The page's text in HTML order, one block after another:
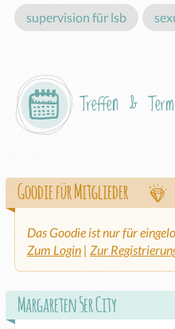
supervision für lsb
Treffen &
Goodie für Mitglieder
Das Goodie ist nur für
Zum Login | Zur
Margareten 5er City